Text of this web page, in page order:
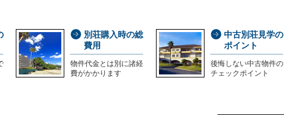
別荘購入時の総
費用
物件代金とは別に諸経
費がかかります
中古別荘見学の
ポイント
後悔しない中古物件の
チェックポイント